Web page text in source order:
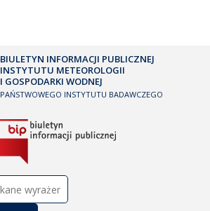
BIULETYN INFORMACJI PUBLICZNEJ
INSTYTUTU METEOROLOGII
I GOSPODARKI WODNEJ
PAŃSTWOWEGO INSTYTUTU BADAWCZEGO